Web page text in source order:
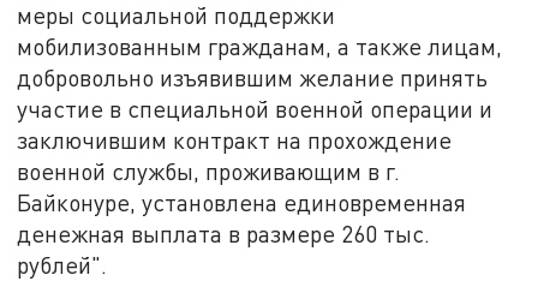
меры социальной поддержки
мобилизованным гражданам, а также лицам,
добровольно изъявившим желание принять
участие в специальной военной операции и
заключившим контракт на прохождение
военной службы, проживающим в г.
Байконуре, установлена единовременная
денежная выплата в размере 260 тыс.
рублей".